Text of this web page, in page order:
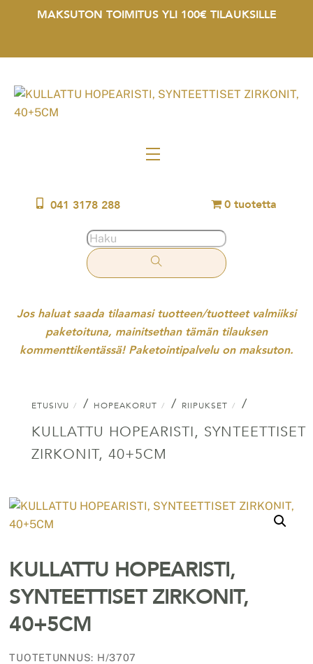
MAKSUTON TOIMITUS YLI 100€ TILAUKSILLE
Menu
041 3178 288 0 tuotetta
Jos haluat saada tilaamasi tuotteen/tuotteet valmiiksi
paketoituna, mainitsethan tämän tilauksen
kommenttikentässä! Paketointipalvelu on maksuton.
ETUSIVU / HOPEAKORUT / RIIPUKSET
/
KULLATTU HOPEARISTI, SYNTEETTISET
ZIRKONIT, 40+5CM
KULLATTU HOPEARISTI,
SYNTEETTISET ZIRKONIT,
40+5CM
TUOTETUNNUS: H/3707